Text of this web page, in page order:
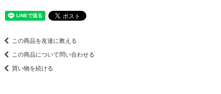
この商品を友達に教える
この商品について問い合わせる
買い物を続ける